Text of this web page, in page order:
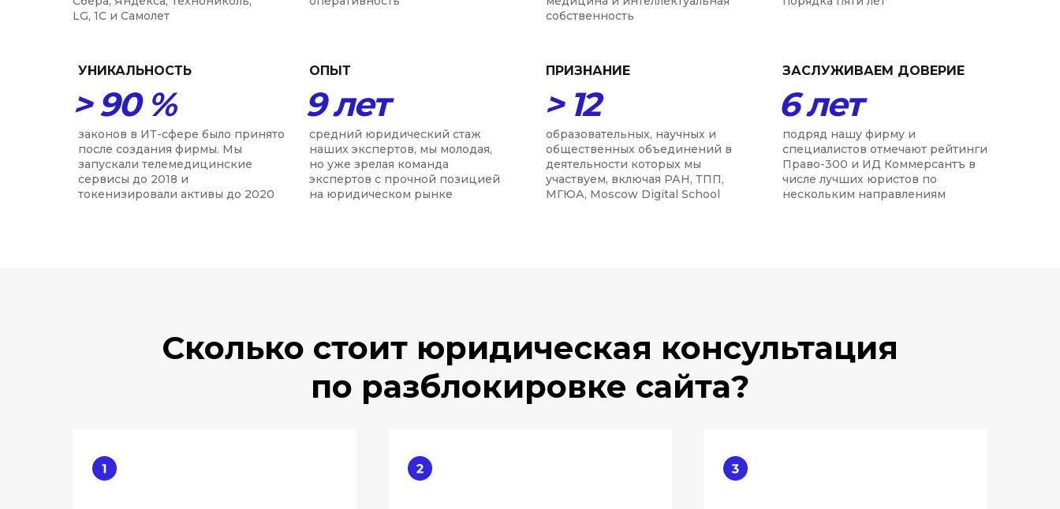
собственность
УНИКАЛЬНОСТЬ
> 90 %
законов в ИТ-сфере было принято
после создания фирмы. Мы
запускали телемедицинские
сервисы до 2018 и
токенизировали активы до 2020
ЗАСЛУЖИВАЕМ ДОВЕРИЕ
6 лет
подряд нашу фирму и
специалистов отмечают рейтинги
Право-300 и ИД Коммерсантъ в
числе лучших юристов по
нескольким направлениям
ПРИЗНАНИЕ
> 12
образовательных, научных и
общественных объединений в
деятельности которых мы
участвуем, включая РАН, ТПП,
МГЮА, Moscow Digital School
ОПЫТ
9 лет
средний юридический стаж
наших экспертов, мы молодая,
но уже зрелая команда
экспертов с прочной позицией
на юридическом рынке
LG, 1С и Самолет
Сколько стоит юридическая консультация
по разблокировке сайта?